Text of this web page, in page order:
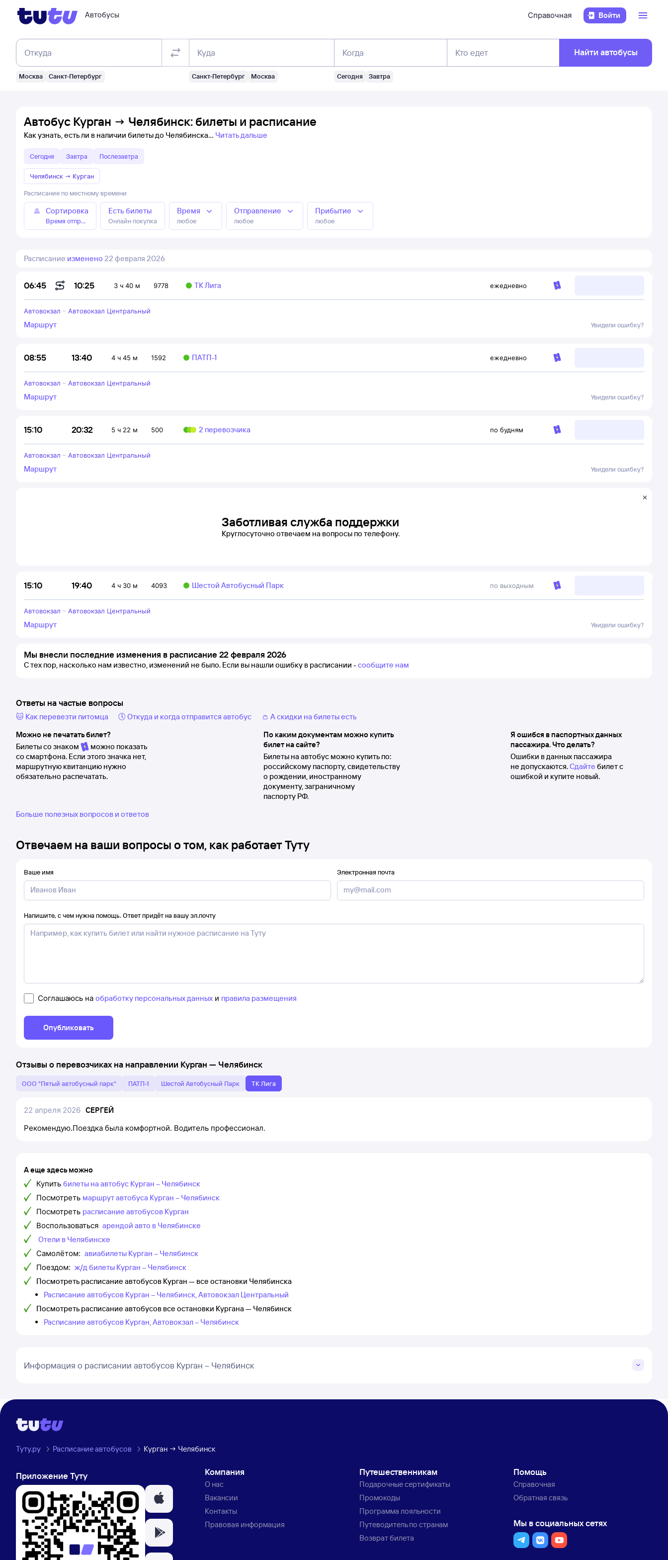
Автобусы Справочная Войти
Откуда
Москва Санкт-Петербург
Куда
Санкт-Петербург Москва
Когда
Сегодня Завтра
Кто едет Найти автобусы
Автобус Курган → Челябинск: билеты и расписание
Как узнать, есть ли в наличии билеты до Челябинска Читать дальше
Сегодня Завтра Послезавтра
Челябинск → Курган
Расписание по местному времени
Сортировка
Время отправления
Есть билеты
Онлайн покупка
Время
любое
Отправление
любое
Прибытие
любое
Расписание изменено 22 февраля 2026
06:45 10:25 3 ч 40 м 9778 ТК Лига ежедневно
Автовокзал – Автовокзал Центральный
Маршрут Увидели ошибку?
08:55 13:40 4 ч 45 м 1592 ПАТП-1 ежедневно
Автовокзал – Автовокзал Центральный
Маршрут Увидели ошибку?
15:10 20:32 5 ч 22 м 500 2 перевозчика по будням
Автовокзал – Автовокзал Центральный
Маршрут Увидели ошибку?
Заботливая служба поддержки
Круглосуточно отвечаем на вопросы по телефону.
15:10 19:40 4 ч 30 м 4093 Шестой Автобусный Парк по выходным
Автовокзал – Автовокзал Центральный
Маршрут Увидели ошибку?
Мы внесли последние изменения в расписание 22 февраля 2026
С тех пор, насколько нам известно, изменений не было. Если вы нашли ошибку в расписании -сообщите нам
Ответы на частые вопросы
🐱 Как перевезти питомца 🕔 Откуда и когда отправится автобус
👛 А скидки на билеты есть
Можно не печатать билет?
Билеты со знаком
можно показать
со смартфона. Если этого значка нет,
маршрутную квитанцию нужно
обязательно распечатать.
По каким документам можно купить
билет на сайте?
Билеты на автобус можно купить по:
российскому паспорту, свидетельству
о рождении, иностранному
документу, заграничному
паспорту РФ.
Я ошибся в паспортных данных
пассажира. Что делать?
Ошибки в данных пассажира
не допускаются.Сдайте билет с
ошибкой и купите новый.
Больше полезных вопросов и ответов
Отвечаем на ваши вопросы о том, как работает Туту
Ваше имя Электронная почта
Напишите, с чем нужна помощь. Ответ придёт на вашу эл.почту
Соглашаюсь на обработку персональных данных и правила размещения
Опубликовать
Отзывы о перевозчиках на направлении Курган — Челябинск
ООО "Пятый автобусный парк" ПАТП-1 Шестой Автобусный Парк ТК Лига
22 апреля 2026 СЕРГЕЙ
Рекомендую.Поездка была комфортной. Водитель профессионал.
А еще здесь можно
Купить билеты на автобус Курган – Челябинск
Посмотреть маршрут автобуса Курган – Челябинск
Посмотреть расписание автобусов Курган
Воспользоваться арендой авто в Челябинске
Отели в Челябинске
Самолётом: авиабилеты Курган – Челябинск
Поездом: ж/д билеты Курган – Челябинск
Посмотреть расписание автобусов Курган — все остановки Челябинска
Расписание автобусов Курган – Челябинск, Автовокзал Центральный
Посмотреть расписание автобусов все остановки Кургана — Челябинск
Расписание автобусов Курган, Автовокзал – Челябинск
Информация о расписании автобусов Курган – Челябинск
Туту.ру Расписание автобусов Курган → Челябинск
Приложение Туту Компания
О нас
Вакансии
Контакты
Правовая информация
Путешественникам
Подарочные сертификаты
Промокоды
Программа лояльности
Путеводитель по странам
Возврат билета
Помощь
Справочная
Обратная связь
Мы в социальных сетях